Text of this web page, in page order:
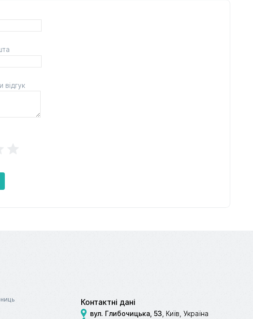
відгук
Контактні дані
вул. Глибочицька, 53 , Київ, Україна